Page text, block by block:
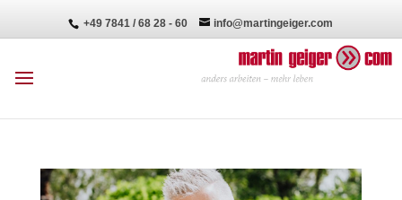
+49 7841 / 68 28 - 60 info@martingeiger.com